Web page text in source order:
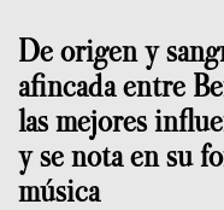
De origen y
afincada entre
las mejores
y se nota en su
música